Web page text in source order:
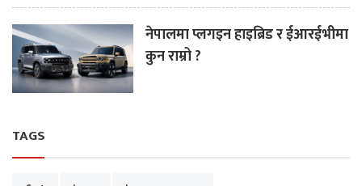
नेपालमा प्लगइन हाइब्रिड र ईआरईभीमा
कुन राम्रो ?
TAGS